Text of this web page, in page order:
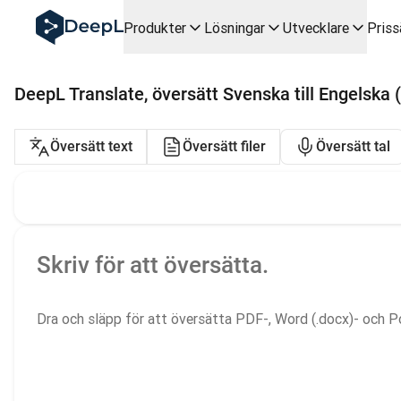
DeepL för AI-agenter
DeepL:s Translation Flow: Nya AI-drivna arbetsflöden för
Upptäck Translation Flow: Översättning som
DeepLs system för översättningskvalitetsbedömning
Från högkvalitativ textöversättning till röstplattform i
Produkter Lösningar Utvecklare
DeepL Translate, översätt Svenska till Engelska
Översättningslägen
Översätt text Översätt filer Översätt tal
Skriv för att översätta.
Dra och släpp för att översätta PDF-, Word (.docx)- och